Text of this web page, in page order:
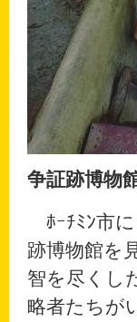
争証跡博物
ﾎｰﾁﾐﾝ市
跡博物館を
智を尽くし
略者たちが